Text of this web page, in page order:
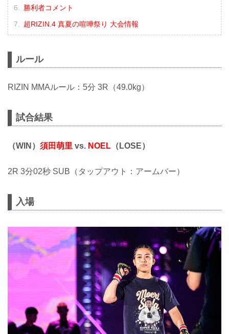
勝利者コメント
超RIZIN.4 真夏の喧嘩祭り 大会情報
ルール
RIZIN MMAルール：5分 3R（49.0kg）
試合結果
（WIN） 須田萌里 vs. NOEL （LOSE）
2R 3分02秒 SUB（タップアウト：アームバー）
入場